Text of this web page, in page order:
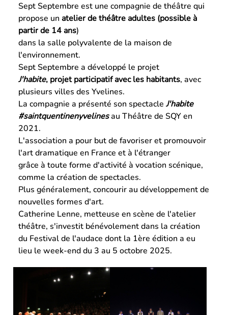
Sept Septembre est une compagnie de théâtre qui
propose un atelier de théâtre adultes (possible à
partir de 14 ans)
dans la salle polyvalente de la maison de
l'environnement.
Sept Septembre a développé le projet
J'habite, projet participatif avec les habitants, avec
plusieurs villes des Yvelines.
La compagnie a présenté son spectacle J'habite
#saintquentinenyvelinesau Théâtre de SQY en
2021.
L'association a pour but de favoriser et promouvoir
l'art dramatique en France et à l'étranger
grâce à toute forme d'activité à vocation scénique,
comme la création de spectacles.
Plus généralement, concourir au développement de
nouvelles formes d'art.
Catherine Lenne, metteuse en scène de l'atelier
théâtre, s'investit bénévolement dans la création
du Festival de l'audace dont la 1ère édition a eu
lieu le week-end du 3 au 5 octobre 2025.